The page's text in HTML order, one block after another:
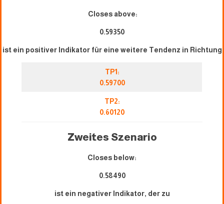
Closes above:
0.59350
ist ein positiver Indikator für eine weitere Tendenz in Richtung
TP1:
0.59700
TP2:
0.60120
Zweites Szenario
Closes below:
0.58490
ist ein negativer Indikator, der zu